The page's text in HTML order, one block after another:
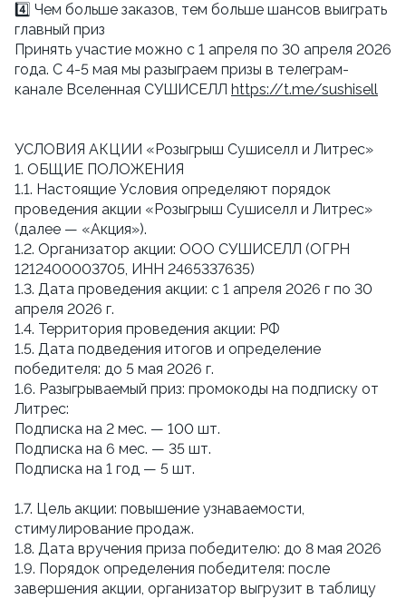
4️⃣ Чем больше заказов, тем больше шансов выиграть
главный приз
Принять участие можно с 1 апреля по 30 апреля 2026
года. С 4-5 мая мы разыграем призы в телеграм-
канале Вселенная СУШИСЕЛЛ https://t.me/sushisell
УСЛОВИЯ АКЦИИ «Розыгрыш Сушиселл и Литрес»
1. ОБЩИЕ ПОЛОЖЕНИЯ
1.1. Настоящие Условия определяют порядок
проведения акции «Розыгрыш Сушиселл и Литрес»
(далее — «Акция»).
1.2. Организатор акции: ООО СУШИСЕЛЛ (ОГРН
1212400003705, ИНН 2465337635)
1.3. Дата проведения акции: с 1 апреля 2026 г по 30
апреля 2026 г.
1.4. Территория проведения акции: РФ
1.5. Дата подведения итогов и определение
победителя: до 5 мая 2026 г.
1.6. Разыгрываемый приз: промокоды на подписку от
Литрес:
Подписка на 2 мес. — 100 шт.
Подписка на 6 мес. — 35 шт.
Подписка на 1 год — 5 шт.
1.7. Цель акции: повышение узнаваемости,
стимулирование продаж.
1.8. Дата вручения приза победителю: до 8 мая 2026
1.9. Порядок определения победителя: после
завершения акции, организатор выгрузит в таблицу